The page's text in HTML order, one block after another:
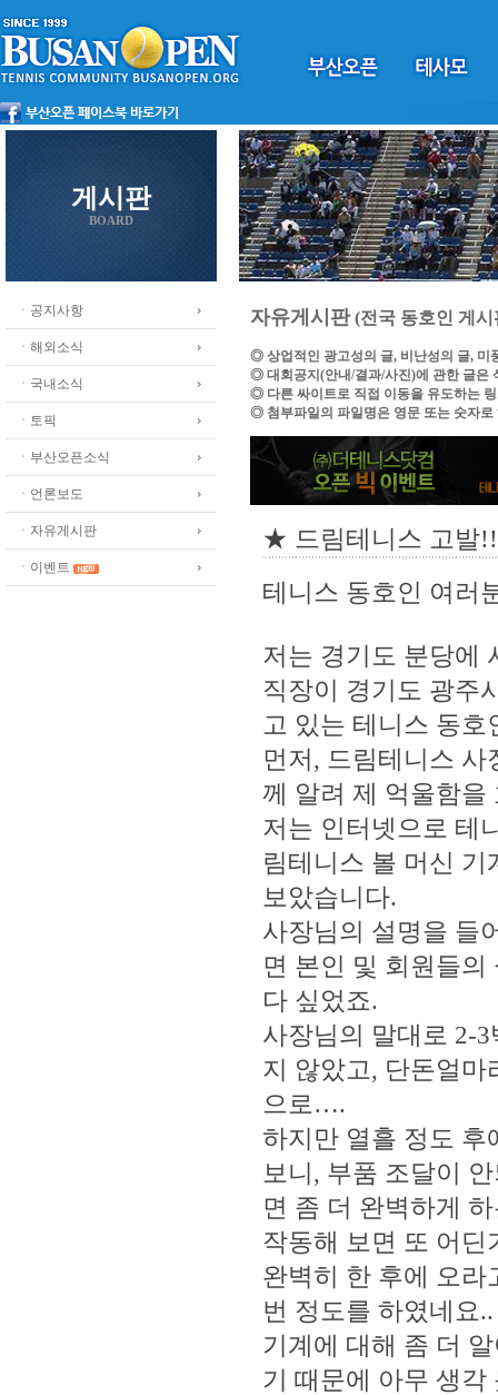
게시판
BOARD
ㆍ공지사항
ㆍ해외소식
ㆍ국내소식
ㆍ토픽
ㆍ부산오픈소식
ㆍ언론보도
ㆍ자유게시판
ㆍ이벤트
자유게시판(전국 동호인 게시
◎ 상업적인 광고성의 글, 비난성의 글, 미
◎ 대회공지(안내/결과/사진)에 관한 글은
◎ 다른 싸이트로 직접 이동을 유도하는
◎ 첨부파일의 파일명은 영문 또는 숫자로
★ 드림테니스 고발
테니스 동호인 여러
저는 경기도 분당에
직장이 경기도 광주
고 있는 테니스 동호
먼저, 드림테니스
께 알려 제 억울함을
저는 인터넷으로 테
림테니스 볼 머신
보았습니다.
사장님의 설명을 들
면 본인 및 회원들
다 싶었죠.
사장님의 말대로 2-
지 않았고, 단돈얼마
으로….
하지만 열흘 정도 후
보니, 부품 조달이
면 좀 더 완벽하게
작동해 보면 또 어
완벽히 한 후에 오라
번 정도를 하였네요
기계에 대해 좀 더
기 때문에 아무 생각